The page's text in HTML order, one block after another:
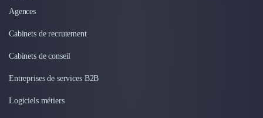
Agences
Cabinets de recrutement
Cabinets de conseil
Entreprises de services B2B
Logiciels métiers